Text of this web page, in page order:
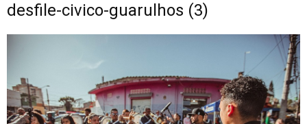
desfile-civico-guarulhos (3)